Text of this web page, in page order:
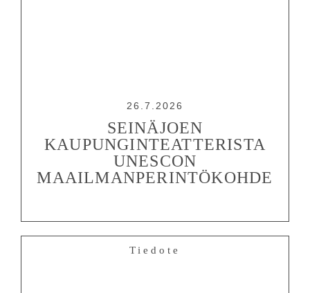
26.7.2026
SEINÄJOEN
KAUPUNGINTEATTERISTA
UNESCON
MAAILMANPERINTÖKOHDE
Tiedote